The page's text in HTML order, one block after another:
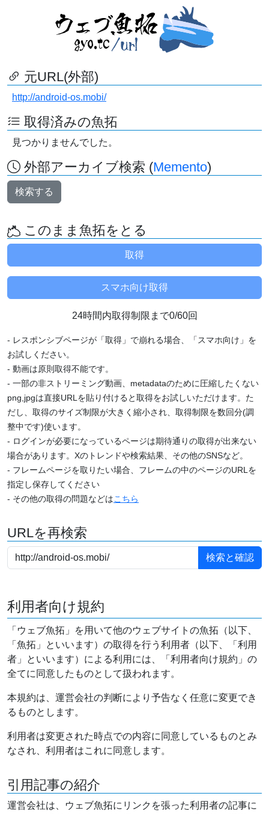
元URL(外部)
http://android-os.mobi/
取得済みの魚拓
見つかりませんでした。
外部アーカイブ検索 (Memento)
検索する
このまま魚拓をとる
24時間内取得制限まで0/60回
- レスポンシブページが「取得」で崩れる場合、「スマホ向け」を
お試しください。
- 動画は原則取得不能です。
- 一部の非ストリーミング動画、metadataのために圧縮したくない
png,jpgは直接URLを貼り付けると取得をお試しいただけます。た
だし、取得のサイズ制限が大きく縮小され、取得制限を数回分(調
整中です)使います。
- ログインが必要になっているページは期待通りの取得が出来ない
場合があります。Xのトレンドや検索結果、その他のSNSなど。
- フレームページを取りたい場合、フレームの中のページのURLを
指定し保存してください
- その他の取得の問題などはこちら
URLを再検索
利用者向け規約
「ウェブ魚拓」を用いて他のウェブサイトの魚拓（以下、
「魚拓」といいます）の取得を行う利用者（以下、「利用
者」といいます）による利用には、「利用者向け規約」の
全てに同意したものとして扱われます。
本規約は、運営会社の判断により予告なく任意に変更でき
るものとします。
利用者は変更された時点での内容に同意しているものとみ
なされ、利用者はこれに同意します。
引用記事の紹介
運営会社は、ウェブ魚拓にリンクを張った利用者の記事に